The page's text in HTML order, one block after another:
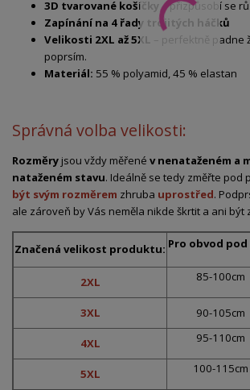
3D tvarované košíčky– přizpůsobí se
Zapínání na 4 řady trojitých háčků
Velikosti 2XL až 5XL – perfektně padne
poprsím.
Materiál: 55 % polyamid, 45 % elastan
Správná volba velikosti:
Rozměry jsou vždy měřené v nenataženém a
nataženém stavu. Ideálně se tedy změřte pod
být svým rozměrem zhruba uprostřed.
ale zároveň by Vás neměla nikde škrtit a ani být
Značená velikost produktu: Pro obvod pod
2XL 85-100cm
3XL 90-105cm
4XL 95-110cm
5XL 100-115cm